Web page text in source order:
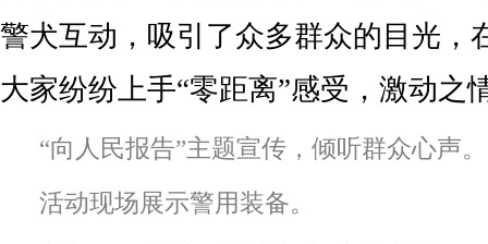
警犬互动，吸引了众多群众的目光，
大家纷纷上手“零距离”感受，激动之
“向人民报告”主题宣传，倾听群众心声。
活动现场展示警用装备。